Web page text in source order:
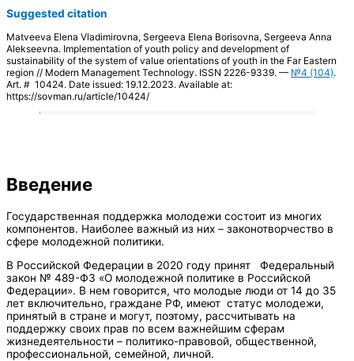
Suggested citation
Matveeva Elena Vladimirovna, Sergeeva Elena Borisovna, Sergeeva Anna
Alekseevna. Implementation of youth policy and development of
sustainability of the system of value orientations of youth in the Far Eastern
region // Modern Management Technology. ISSN 2226-9339. — №4 (104).
Art. # 10424. Date issued: 19.12.2023. Available at:
https://sovman.ru/article/10424/
Введение
Государственная поддержка молодежи состоит из многих
компонентов. Наиболее важный из них – законотворчество в
сфере молодежной политики.
В Российской Федерации в 2020 году принят Федеральный
закон № 489-ФЗ «О молодежной политике в Российской
Федерации». В нем говорится, что молодые люди от 14 до 35
лет включительно, граждане РФ, имеют статус молодежи,
принятый в стране и могут, поэтому, рассчитывать на
поддержку своих прав по всем важнейшим сферам
жизнедеятельности – политико-правовой, общественной,
профессиональной, семейной, личной.